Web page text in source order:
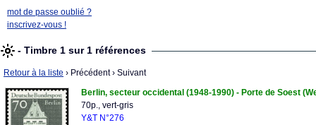
mot de passe oublié ?
inscrivez-vous !
- Timbre 1 sur 1 références
Retour à la liste › Précédent› Suivant
Berlin, secteur occidental (1948-1990) - Porte de Soest
70p., vert-gris
Y&T N°276